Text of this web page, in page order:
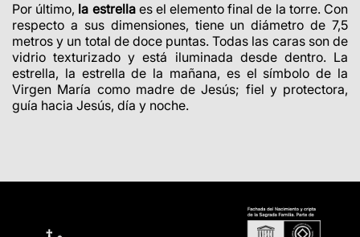
Por último, la estrellaes el elemento final de la torre. Con
respecto a sus dimensiones, tiene un diámetro de 7,5
metros y un total de doce puntas. Todas las caras son de
vidrio texturizado y está iluminada desde dentro. La
estrella, la estrella de la mañana, es el símbolo de la
Virgen María como madre de Jesús; fiel y protectora,
guía hacia Jesús, día y noche.